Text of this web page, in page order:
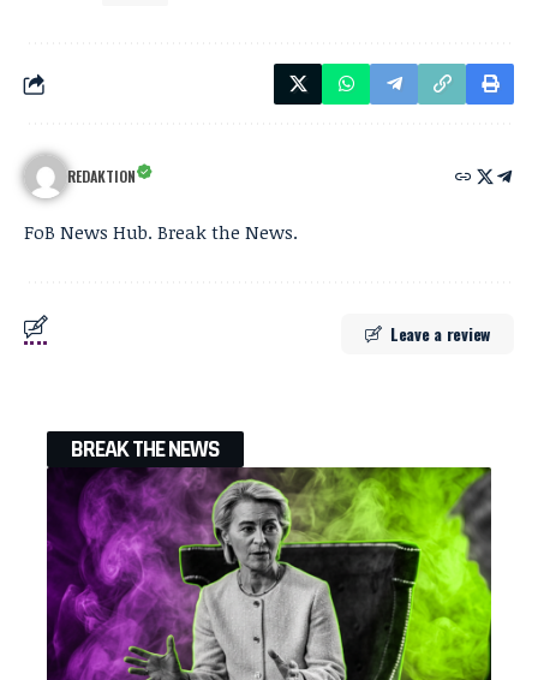
REDAKTION
FoB News Hub. Break the News.
Leave a review
BREAK THE NEWS